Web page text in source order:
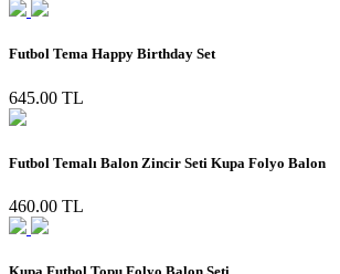
Futbol Tema Happy Birthday Set
645.00 TL
Futbol Temalı Balon Zincir Seti Kupa Folyo Balon
460.00 TL